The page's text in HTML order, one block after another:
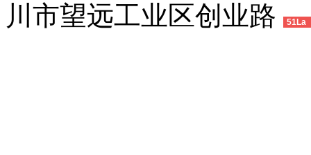
川市望远工业区创业路
51La